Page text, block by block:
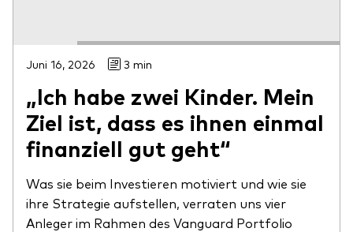
Juni 16, 2026 3 min
„Ich habe zwei Kinder. Mein
Ziel ist, dass es ihnen einmal
finanziell gut geht“
Was sie beim Investieren motiviert und wie sie
ihre Strategie aufstellen, verraten uns vier
Anleger im Rahmen des Vanguard Portfolio